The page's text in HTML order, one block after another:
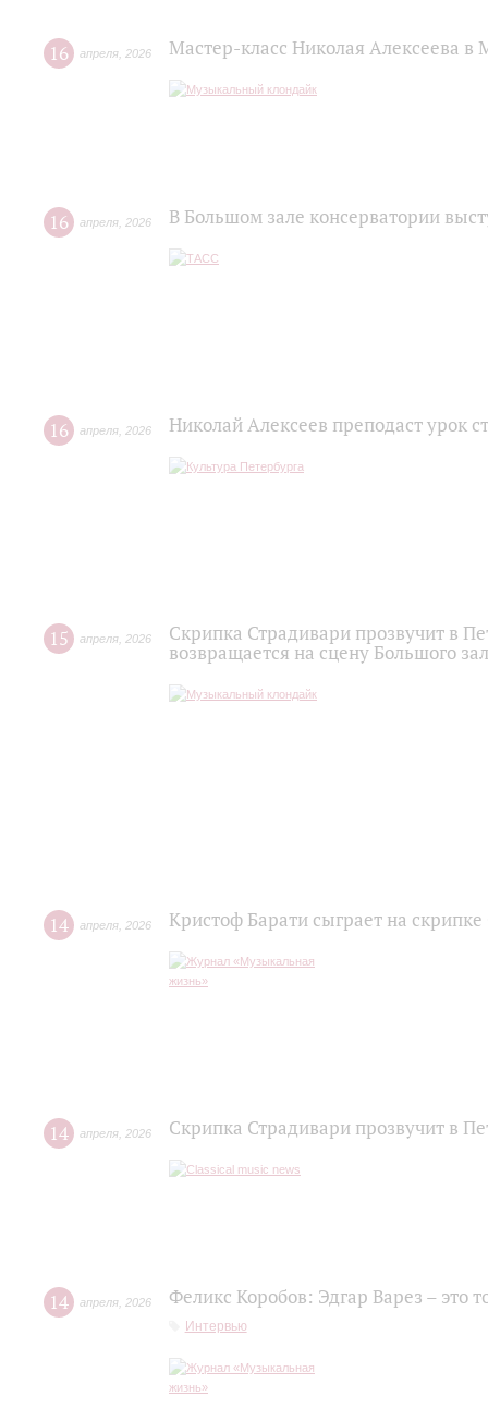
16 апреля 2026 Мастер-класс Николая Алексеева в
16 апреля 2026 В Большом зале консерватории
16 апреля 2026 Николай Алексеев преподаст урок
15 апреля 2026
Скрипка Страдивари прозвучит в
возвращается на сцену Большого
14 апреля 2026 Кристоф Барати сыграет на
14 апреля 2026 Скрипка Страдивари прозвучит в
14 апреля 2026 Феликс Коробов: Эдгар Варез – это
Интервью